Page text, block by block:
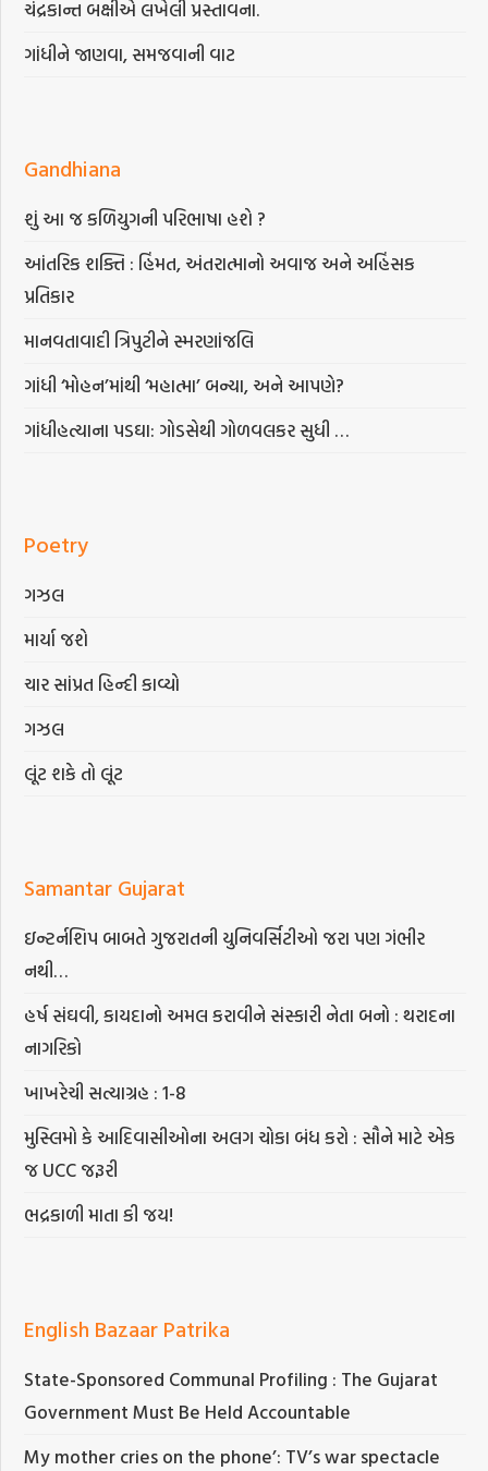
ચંદ્રકાન્ત બક્ષીએ લખેલી પ્રસ્તાવના.
ગાંધીને જાણવા, સમજવાની વાટ
Gandhiana
શું આ જ કળિયુગની પરિભાષા હશે ?
આંતરિક શક્તિ : હિંમત, અંતરાત્માનો અવાજ અને અહિંસક
પ્રતિકાર
માનવતાવાદી ત્રિપુટીને સ્મરણાંજલિ
ગાંધી ‘મોહન’માંથી ‘મહાત્મા’ બન્યા, અને આપણે?
ગાંધીહત્યાના પડઘા: ગોડસેથી ગોળવલકર સુધી …
Poetry
ગઝલ
માર્યા જશે
ચાર સાંપ્રત હિન્દી કાવ્યો
ગઝલ
લૂંટ શકે તો લૂંટ
Samantar Gujarat
ઇન્ટર્નશિપ બાબતે ગુજરાતની યુનિવર્સિટીઓ જરા પણ ગંભીર
નથી…
હર્ષ સંઘવી, કાયદાનો અમલ કરાવીને સંસ્કારી નેતા બનો : થરાદના
નાગરિકો
ખાખરેચી સત્યાગ્રહ : 1-8
મુસ્લિમો કે આદિવાસીઓના અલગ ચોકા બંધ કરો : સૌને માટે એક
જ UCC જરૂરી
ભદ્રકાળી માતા કી જય!
English Bazaar Patrika
State-Sponsored Communal Profiling : The Gujarat
Government Must Be Held Accountable
My mother cries on the phone’: TV’s war spectacle